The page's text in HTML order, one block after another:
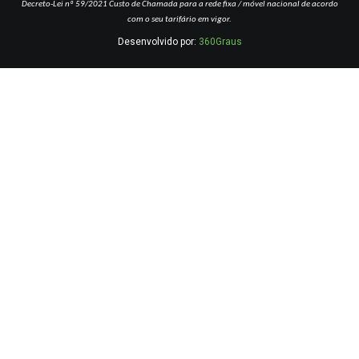
Decreto-Lei nº 59/2021 Custo de Chamada para a rede fixa / móvel nacional de acordo
com o seu tarifário em vigor.
Desenvolvido por: 360Graus